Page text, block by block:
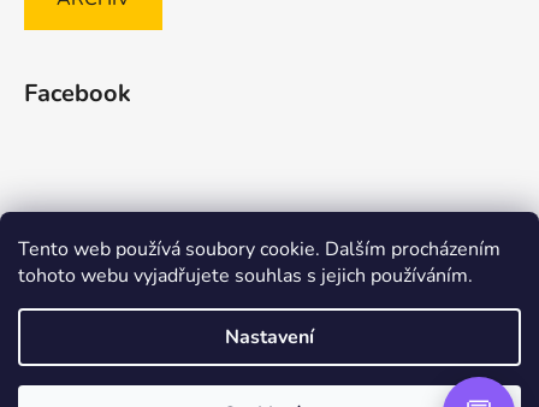
Tento web používá soubory cookie. Dalším procházením
tohoto webu vyjadřujete souhlas s jejich používáním.
Nastavení
Facebook
Způsob ověřování recenzí
Vytvořil Shoptet Premium